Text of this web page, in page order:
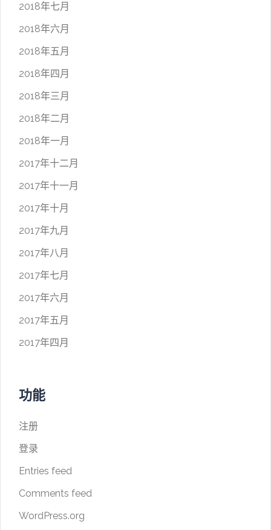
2018年七月
2018年六月
2018年五月
2018年四月
2018年三月
2018年二月
2018年一月
2017年十二月
2017年十一月
2017年十月
2017年九月
2017年八月
2017年七月
2017年六月
2017年五月
2017年四月
功能
注册
登录
Entries feed
Comments feed
WordPress.org